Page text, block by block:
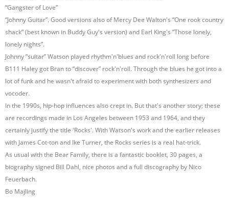
“Gangster of Love”
“Johnny Guitar”. Good versions also of Mercy Dee Walton's “One rook country
shack” (best known in Buddy Guy's version) and Earl King's “Those lonely,
lonely nights”.
Johnny “suitar” Watson played rhythm'n'blues and rock'n'roll long before
B111 Haley got Bran to “discover” rock'n'roll. Through the blues he got into a
lot of funk and he wasn't afraid to experiment with both synthesizers and
vocoder.
In the 1990s, hip-hop influences also crept in. But that's another story; these
are recordings made in Los Angeles between 1953 and 1964, and they
certainly justify the title 'Rocks'. With Watson's work and the earlier releases
with James Cot-ton and Ike Turner, the Rocks series is a real hat-trick.
As usual with the Bear Family, there is a fantastic booklet, 30 pages, a
biography signed Bill Dahl, nice photos and a full discography by Nico
Feuerbach.
Bo Majling